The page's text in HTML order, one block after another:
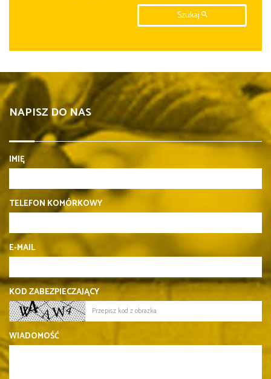
Szukaj
NAPISZ DO NAS
IMIĘ
TELEFON KOMÓRKOWY
E-MAIL
KOD ZABEZPIECZAJĄCY
WIADOMOŚĆ